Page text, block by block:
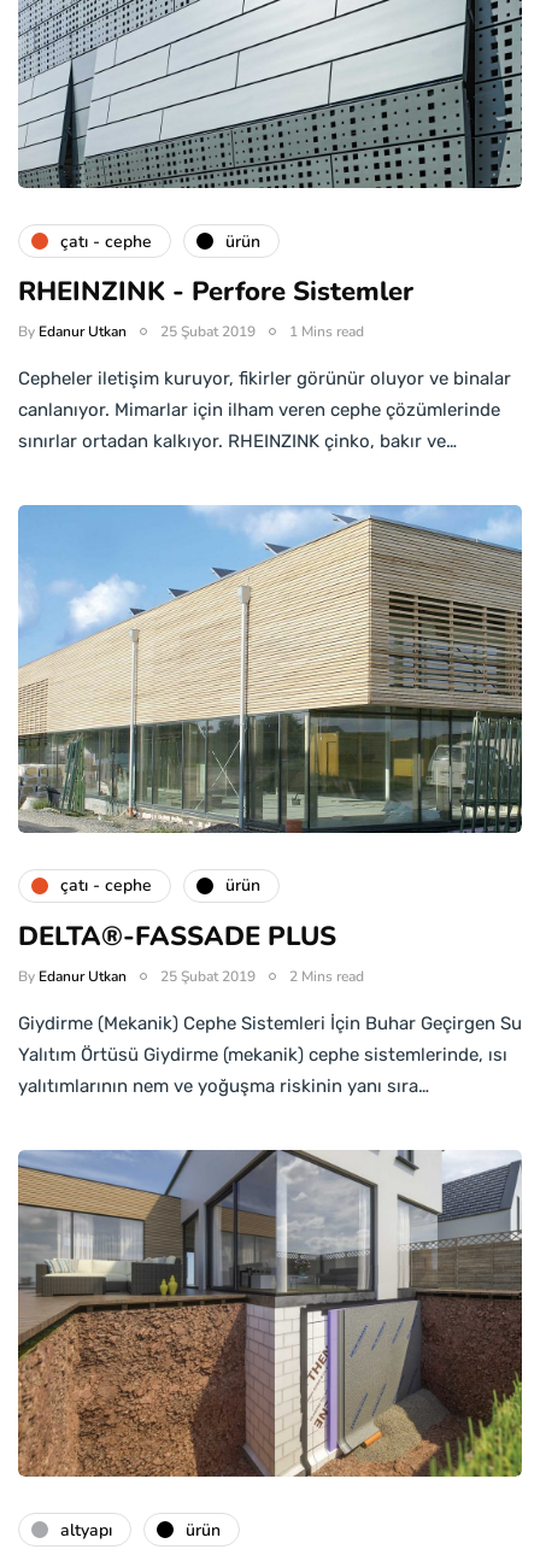
çatı - cephe ürün
RHEINZINK - Perfore Sistemler
By Edanur Utkan 25 Şubat 2019 1 Mins read
Cepheler iletişim kuruyor, fikirler görünür oluyor ve binalar
canlanıyor. Mimarlar için ilham veren cephe çözümlerinde
sınırlar ortadan kalkıyor. RHEINZINK çinko, bakır ve…
çatı - cephe ürün
DELTA®-FASSADE PLUS
By Edanur Utkan 25 Şubat 2019 2 Mins read
Giydirme (Mekanik) Cephe Sistemleri İçin Buhar Geçirgen Su
Yalıtım Örtüsü Giydirme (mekanik) cephe sistemlerinde, ısı
yalıtımlarının nem ve yoğuşma riskinin yanı sıra…
altyapı ürün